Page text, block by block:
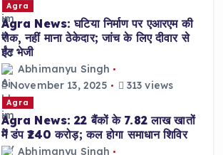
Agra
Agra News: घटिया निर्माण पर एआरएम की
रोक, नहीं माना ठेकेदार; जांच के लिए दीवार से
ईंट भेजी
Abhimanyu Singh
November 13, 2025
313 views
Agra
Agra News: 22 बैंकों के 7.82 लाख खातों
में डंप ₹240 करोड़; कल होगा समाधान शिविर
Abhimanyu Singh